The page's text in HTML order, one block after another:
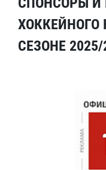
ХОККЕЙНОГО
СЕЗОНЕ 2025/